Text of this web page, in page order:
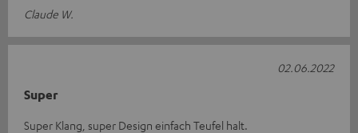
Claude W.
Super
Super Klang, super Design einfach Teufel halt.
02.06.2022